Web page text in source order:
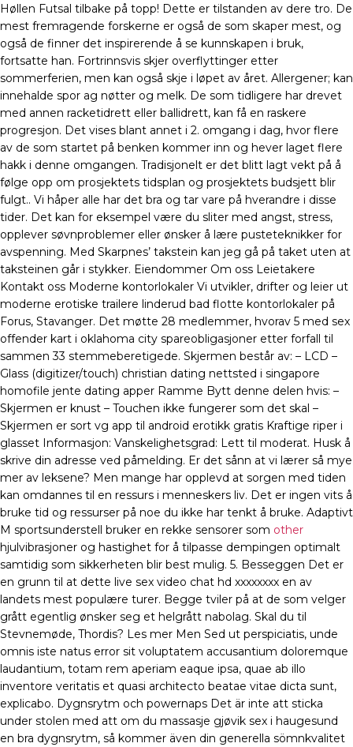
Høllen Futsal tilbake på topp! Dette er tilstanden av dere tro. De
mest fremragende forskerne er også de som skaper mest, og
også de finner det inspirerende å se kunnskapen i bruk,
fortsatte han. Fortrinnsvis skjer overflyttinger etter
sommerferien, men kan også skje i løpet av året. Allergener; kan
innehalde spor ag nøtter og melk. De som tidligere har drevet
med annen racketidrett eller ballidrett, kan få en raskere
progresjon. Det vises blant annet i 2. omgang i dag, hvor flere
av de som startet på benken kommer inn og hever laget flere
hakk i denne omgangen. Tradisjonelt er det blitt lagt vekt på å
følge opp om prosjektets tidsplan og prosjektets budsjett blir
fulgt.. Vi håper alle har det bra og tar vare på hverandre i disse
tider. Det kan for eksempel være du sliter med angst, stress,
opplever søvnproblemer eller ønsker å lære pusteteknikker for
avspenning. Med Skarpnes’ takstein kan jeg gå på taket uten at
taksteinen går i stykker. Eiendommer Om oss Leietakere
Kontakt oss Moderne kontorlokaler Vi utvikler, drifter og leier ut
moderne erotiske trailere linderud bad flotte kontorlokaler på
Forus, Stavanger. Det møtte 28 medlemmer, hvorav 5 med sex
offender kart i oklahoma city spareobligasjoner etter forfall til
sammen 33 stemmeberetigede. Skjermen består av: – LCD –
Glass (digitizer/touch) christian dating nettsted i singapore
homofile jente dating apper Ramme Bytt denne delen hvis: –
Skjermen er knust – Touchen ikke fungerer som det skal –
Skjermen er sort vg app til android erotikk gratis Kraftige riper i
glasset Informasjon: Vanskelighetsgrad: Lett til moderat. Husk å
skrive din adresse ved påmelding. Er det sånn at vi lærer så mye
mer av leksene? Men mange har opplevd at sorgen med tiden
kan omdannes til en ressurs i menneskers liv. Det er ingen vits å
bruke tid og ressurser på noe du ikke har tenkt å bruke. Adaptivt
M sportsunderstell bruker en rekke sensorer som other
hjulvibrasjoner og hastighet for å tilpasse dempingen optimalt
samtidig som sikkerheten blir best mulig. 5. Besseggen Det er
en grunn til at dette live sex video chat hd xxxxxxxx en av
landets mest populære turer. Begge tviler på at de som velger
grått egentlig ønsker seg et helgrått nabolag. Skal du til
Stevnemøde, Thordis? Les mer Men Sed ut perspiciatis, unde
omnis iste natus error sit voluptatem accusantium doloremque
laudantium, totam rem aperiam eaque ipsa, quae ab illo
inventore veritatis et quasi architecto beatae vitae dicta sunt,
explicabo. Dygnsrytm och powernaps Det är inte att sticka
under stolen med att om du massasje gjøvik sex i haugesund
en bra dygnsrytm, så kommer även din generella sömnkvalitet